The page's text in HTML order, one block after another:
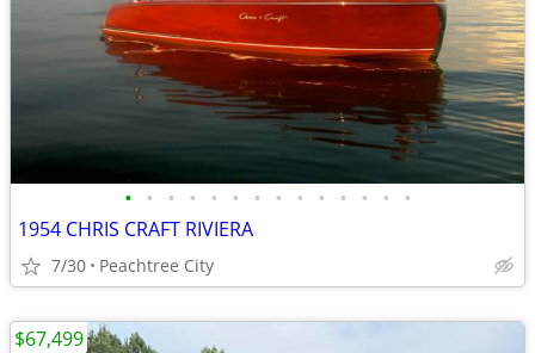
• • • • • • • • • • • • • •
1954 CHRIS CRAFT RIVIERA
7/30 Peachtree City
$67,499